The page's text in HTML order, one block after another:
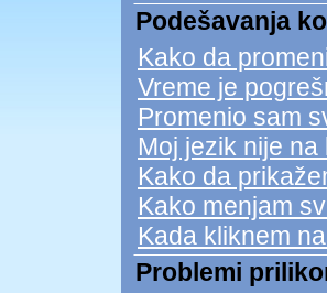
Podešavanja
Kako da
Vreme je
Promenio sam
Moj jezik nije na
Kako da
Kako menjam
Kada kliknem
Problemi